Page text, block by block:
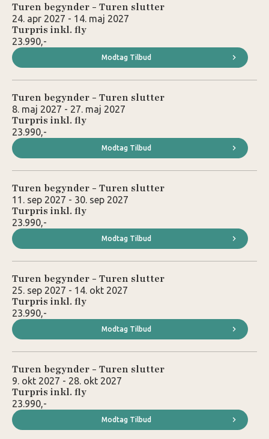
Turen begynder - Turen slutter
24. apr 2027 - 14. maj 2027
Turpris inkl. fly
23.990,-
Modtag Tilbud
Turen begynder - Turen slutter
8. maj 2027 - 27. maj 2027
Turpris inkl. fly
23.990,-
Modtag Tilbud
Turen begynder - Turen slutter
11. sep 2027 - 30. sep 2027
Turpris inkl. fly
23.990,-
Modtag Tilbud
Turen begynder - Turen slutter
25. sep 2027 - 14. okt 2027
Turpris inkl. fly
23.990,-
Modtag Tilbud
Turen begynder - Turen slutter
9. okt 2027 - 28. okt 2027
Turpris inkl. fly
23.990,-
Modtag Tilbud